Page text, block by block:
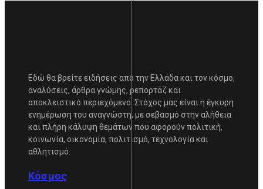
Εδώ θα βρείτε ειδήσεις από την Ελλάδα και τον κόσμο,
αναλύσεις, άρθρα γνώμης, ρεπορτάζ και
αποκλειστικό περιεχόμενο. Στόχος μας είναι η έγκυρη
ενημέρωση του αναγνώστη, με σεβασμό στην αλήθεια
και πλήρη κάλυψη θεμάτων που αφορούν πολιτική,
κοινωνία, οικονομία, πολιτισμό, τεχνολογία και
αθλητισμό.
Κόσμος